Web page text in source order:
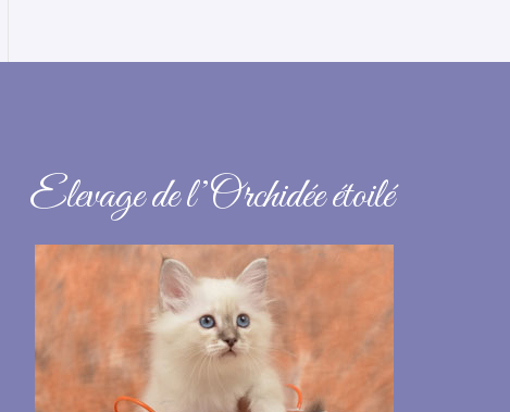
Elevage de l’Orchidée étoilé